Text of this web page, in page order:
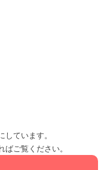
ています。
ご覧ください。